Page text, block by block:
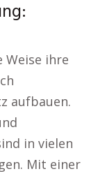
Weise ihre
aufbauen.
in vielen
Mit einer